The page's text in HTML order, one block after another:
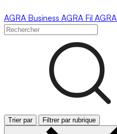
AGRA Business AGRA Fil AGRA
Trier par Filtrer par rubrique